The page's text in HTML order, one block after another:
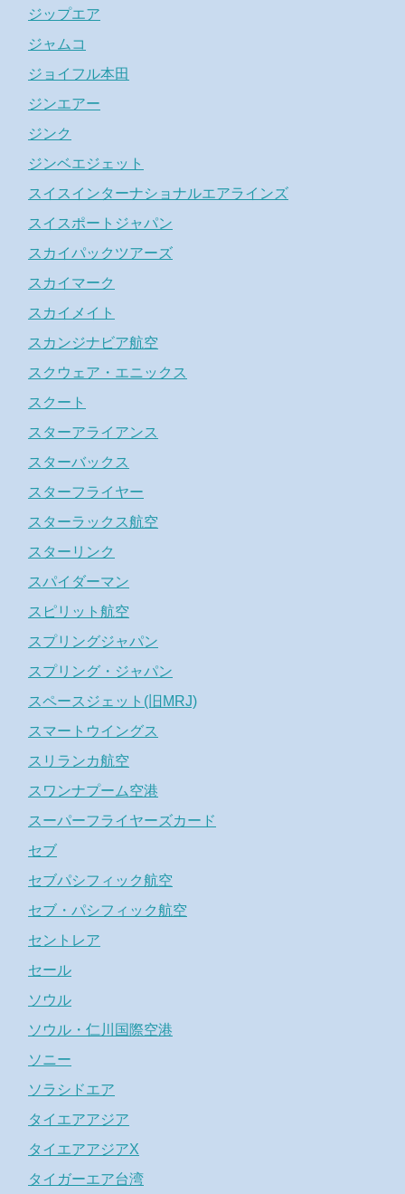
ジップエア
ジャムコ
ジョイフル本田
ジンエアー
ジンク
ジンベエジェット
スイスインターナショナルエアラインズ
スイスポートジャパン
スカイパックツアーズ
スカイマーク
スカイメイト
スカンジナビア航空
スクウェア・エニックス
スクート
スターアライアンス
スターバックス
スターフライヤー
スターラックス航空
スターリンク
スパイダーマン
スピリット航空
スプリングジャパン
スプリング・ジャパン
スペースジェット(旧MRJ)
スマートウイングス
スリランカ航空
スワンナプーム空港
スーパーフライヤーズカード
セブ
セブパシフィック航空
セブ・パシフィック航空
セントレア
セール
ソウル
ソウル・仁川国際空港
ソニー
ソラシドエア
タイエアアジア
タイエアアジアX
タイガーエア台湾